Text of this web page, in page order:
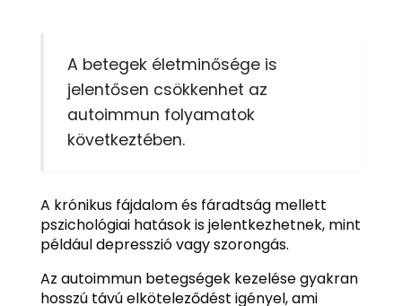
A betegek életminősége is
jelentősen csökkenhet az
autoimmun folyamatok
következtében.
A krónikus fájdalom és fáradtság mellett
pszichológiai hatások is jelentkezhetnek, mint
például depresszió vagy szorongás.
Az autoimmun betegségek kezelése gyakran
hosszú távú elköteleződést igényel, ami